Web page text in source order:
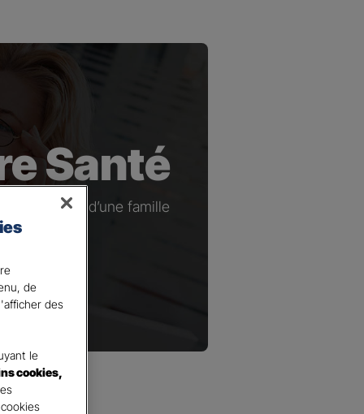
Santé
ou à la tête d’une famille
de
des
le
cookies,